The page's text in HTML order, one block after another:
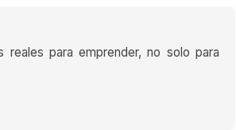
reales para emprender, no solo para